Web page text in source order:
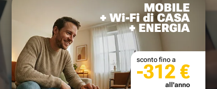
MOBILE
+ Wi-Fi di CASA
+ ENERGIA
sconto fino a
-312 €
all'anno